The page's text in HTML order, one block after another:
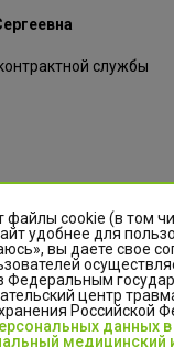
службы
Юрьевна
службы.
Курганский
файлы cookie (в том
удобнее для
вы даете свое
Федеральным
центр
Российской
медицинский